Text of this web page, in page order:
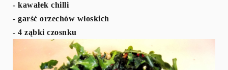
- kawałek chilli
- garść orzechów włoskich
- 4 ząbki czosnku